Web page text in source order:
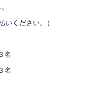
ください。）
名
名